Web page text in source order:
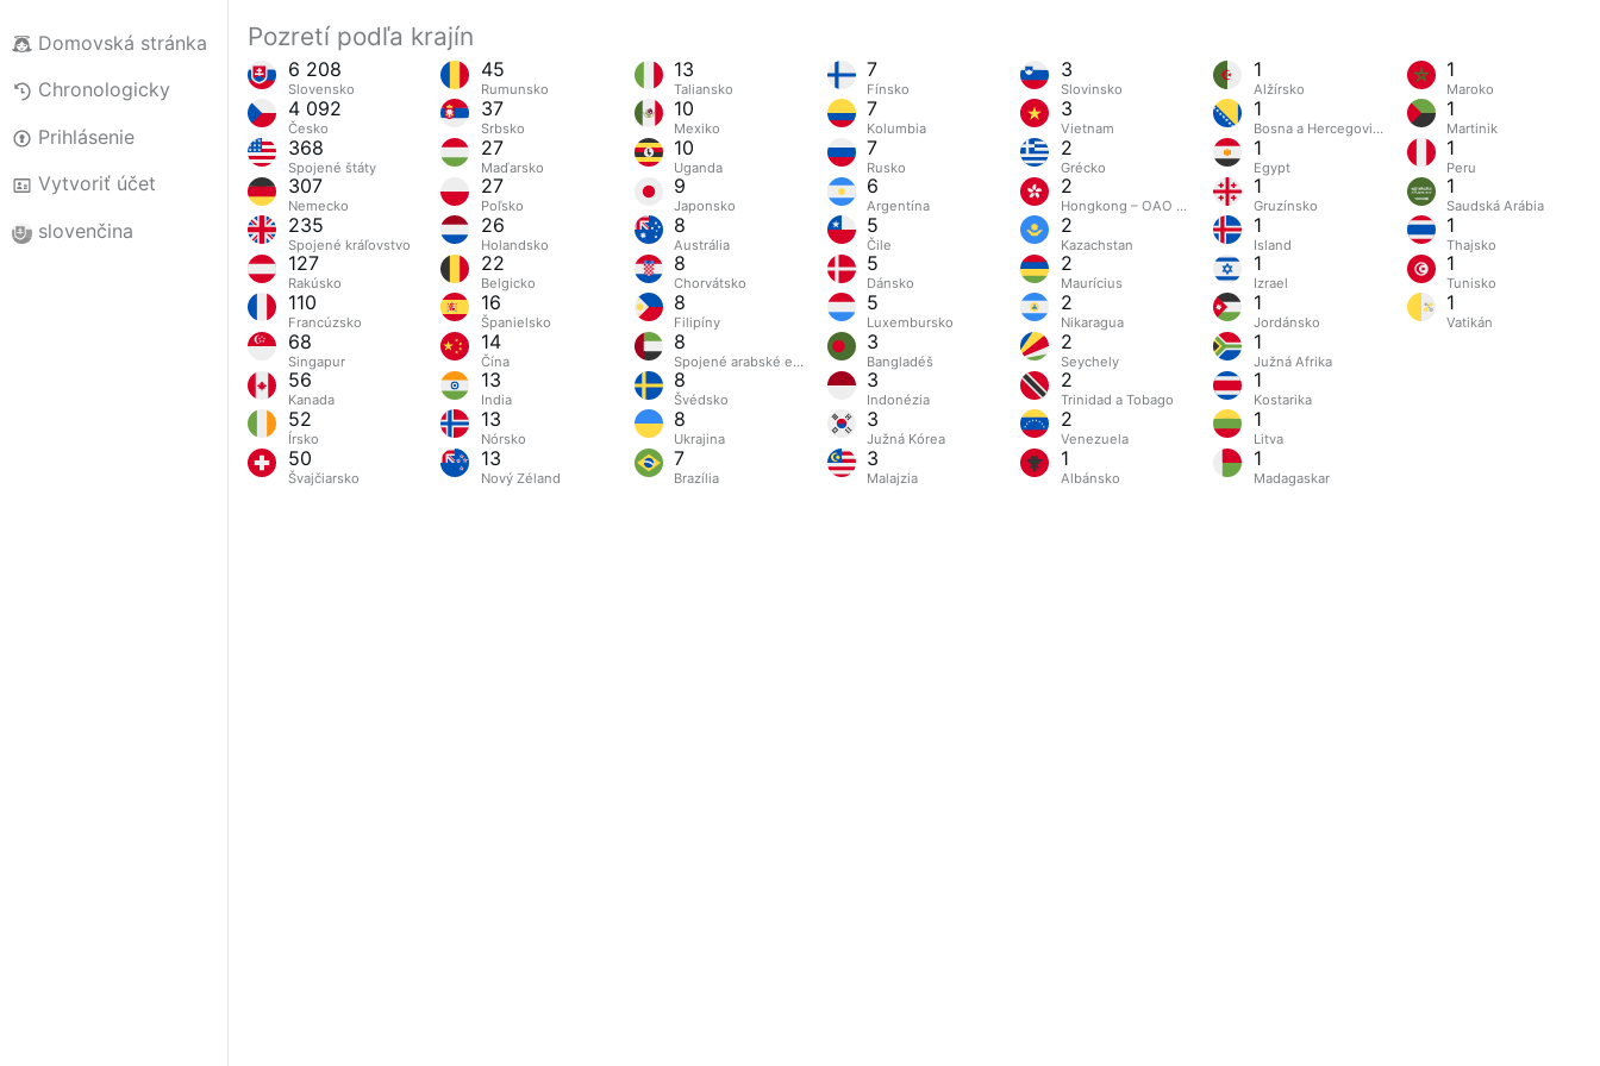
Domovská stránka
Chronologicky
Prihlásenie
Vytvoriť účet
slovenčina
Pozretí podľa krajín
6 208
Slovensko
4 092
Česko
368
Spojené štáty
307
Nemecko
235
Spojené kráľovstvo
127
Rakúsko
110
Francúzsko
68
Singapur
56
Kanada
52
Írsko
50
Švajčiarsko
45
Rumunsko
37
Srbsko
27
Maďarsko
27
Poľsko
26
Holandsko
22
Belgicko
16
Španielsko
14
Čína
13
India
13
Nórsko
13
Nový Zéland
13
Taliansko
10
Mexiko
10
Uganda
9
Japonsko
8
Austrália
8
Chorvátsko
8
Filipíny
8
Spojené arabské emiráty
8
Švédsko
8
Ukrajina
7
Brazília
7
Fínsko
7
Kolumbia
7
Rusko
6
Argentína
5
Čile
5
Dánsko
5
Luxembursko
3
Bangladéš
3
Indonézia
3
Južná Kórea
3
Malajzia
3
Slovinsko
3
Vietnam
2
Grécko
2
Hongkong – OAO Číny
2
Kazachstan
2
Maurícius
2
Nikaragua
2
Seychely
2
Trinidad a Tobago
2
Venezuela
1
Albánsko
1
Alžírsko
1
Bosna a Hercegovina
1
Egypt
1
Gruzínsko
1
Island
1
Izrael
1
Jordánsko
1
Južná Afrika
1
Kostarika
1
Litva
1
Madagaskar
1
Maroko
1
Martinik
1
Peru
1
Saudská Arábia
1
Thajsko
1
Tunisko
1
Vatikán